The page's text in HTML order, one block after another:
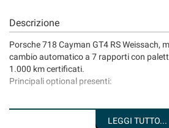
Descrizione
Porsche 718 Cayman GT4 RS Weissach,
cambio automatico a 7 rapporti con
1.000 km certificati.
Principali optional presenti:
Pacchetto interni Weissach in pelle
LEGGI TUTTO...